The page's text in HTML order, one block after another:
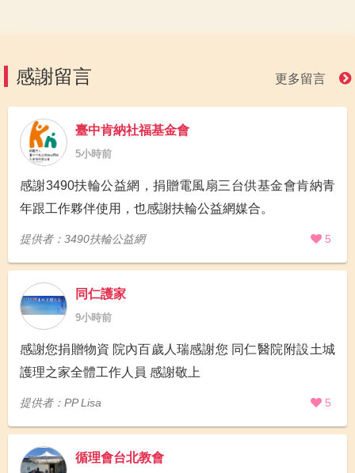
感謝留言 更多留言
臺中肯納社福基金會
5小時前
感謝3490扶輪公益網，捐贈電風扇三台供基金會肯納青
年跟工作夥伴使用，也感謝扶輪公益網媒合。
提供者：3490扶輪公益網 5
同仁護家
9小時前
感謝您捐贈物資 院內百歲人瑞感謝您 同仁醫院附設土城
護理之家全體工作人員 感謝敬上
提供者：PP Lisa 5
循理會台北教會